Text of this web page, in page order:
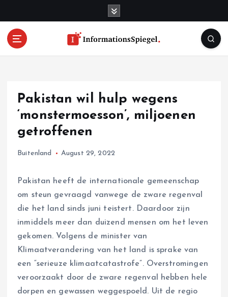
Pakistan wil hulp wegens
‘monstermoesson’, miljoenen
getroffenen
Buitenland August 29, 2022
Pakistan heeft de internationale gemeenschap
om steun gevraagd vanwege de zware regenval
die het land sinds juni teistert. Daardoor zijn
inmiddels meer dan duizend mensen om het leven
gekomen. Volgens de minister van
Klimaatverandering van het land is sprake van
een “serieuze klimaatcatastrofe”. Overstromingen
veroorzaakt door de zware regenval hebben hele
dorpen en gewassen weggespoeld. Uit de regio